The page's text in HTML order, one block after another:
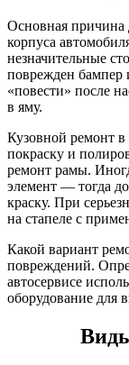
Основная причина
корпуса
незначительные
поврежден бампер
«повести» после
в яму.
Кузовной ремонт
покраску и
ремонт рамы.
элемент — тогда
краску. При
на стапеле с
Какой вариант
повреждений.
автосервисе
оборудование для